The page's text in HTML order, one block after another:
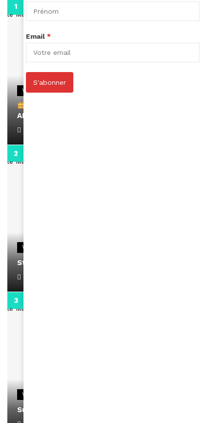
VIDEOS
AMINA, le Magazine de la Femme
VIDEOS
Stacy passe un message
VIDEOS
Support Black Business Wee-kend
Email *
S'abonner